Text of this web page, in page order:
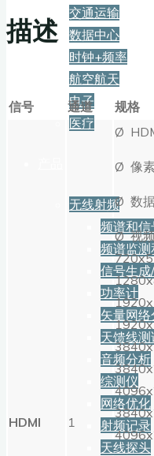
交通运输
数据中心
时钟+频率
航空航天
电子
医疗
无线射频
频谱和
频谱监测
信号生
功率计
矢量网
天馈线测
音频分析
综测仪
网络优化
射频记录
天线探头
描述
信号 通道 规格
HDMI 1
Ø
Ø 像
Ø 数
Ø 视